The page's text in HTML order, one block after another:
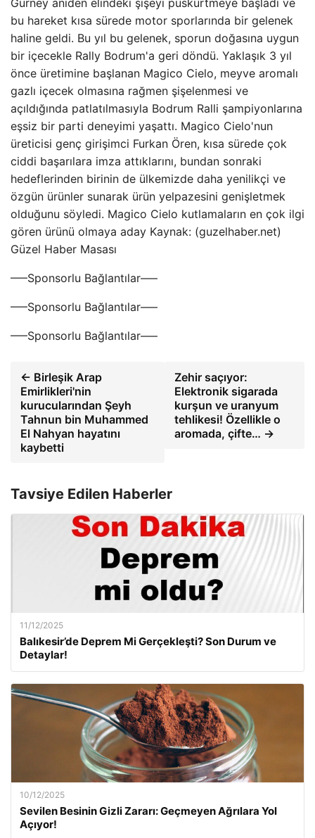
Gurney aniden elindeki şişeyi püskürtmeye başladı ve
bu hareket kısa sürede motor sporlarında bir gelenek
haline geldi. Bu yıl bu gelenek, sporun doğasına uygun
bir içecekle Rally Bodrum'a geri döndü. Yaklaşık 3 yıl
önce üretimine başlanan Magico Cielo, meyve aromalı
gazlı içecek olmasına rağmen şişelenmesi ve
açıldığında patlatılmasıyla Bodrum Ralli şampiyonlarına
eşsiz bir parti deneyimi yaşattı. Magico Cielo'nun
üreticisi genç girişimci Furkan Ören, kısa sürede çok
ciddi başarılara imza attıklarını, bundan sonraki
hedeflerinden birinin de ülkemizde daha yenilikçi ve
özgün ürünler sunarak ürün yelpazesini genişletmek
olduğunu söyledi. Magico Cielo kutlamaların en çok ilgi
gören ürünü olmaya aday Kaynak: (guzelhaber.net)
Güzel Haber Masası
—–Sponsorlu Bağlantılar—–
—–Sponsorlu Bağlantılar—–
—–Sponsorlu Bağlantılar—–
← Birleşik Arap
Emirlikleri'nin
kurucularından Şeyh
Tahnun bin Muhammed
El Nahyan hayatını
kaybetti
Zehir saçıyor:
Elektronik sigarada
kurşun ve uranyum
tehlikesi! Özellikle o
aromada, çifte… →
Tavsiye Edilen Haberler
11/12/2025
Balıkesir’de Deprem Mi Gerçekleşti? Son Durum ve
Detaylar!
10/12/2025
Sevilen Besinin Gizli Zararı: Geçmeyen Ağrılara Yol
Açıyor!